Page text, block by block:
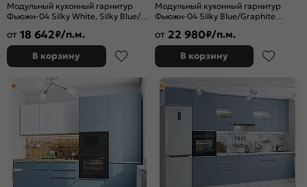
Модульный кухонный гарнитур
Фьюжн-04 Silky White, Silky Blue/
от 18 642₽/п.м.
В корзину
Модульный кухонный гарнитур
Фьюжн-04 Silky Blue/Graphite
от 22 980₽/п.м.
В корзину